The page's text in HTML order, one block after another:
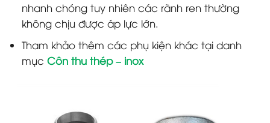
nhanh chóng tuy nhiên các rãnh ren thường
không chịu được áp lực lớn.
Tham khảo thêm các phụ kiện khác tại danh
mục Côn thu thép – inox